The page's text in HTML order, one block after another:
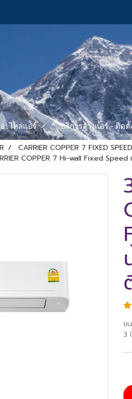
อะไหล่แอร์ บริการล้างแอร์ - ติด
CARRIER COPPER 7 FIXED
COPPER 7 Hi-wall Fixed
ข
3